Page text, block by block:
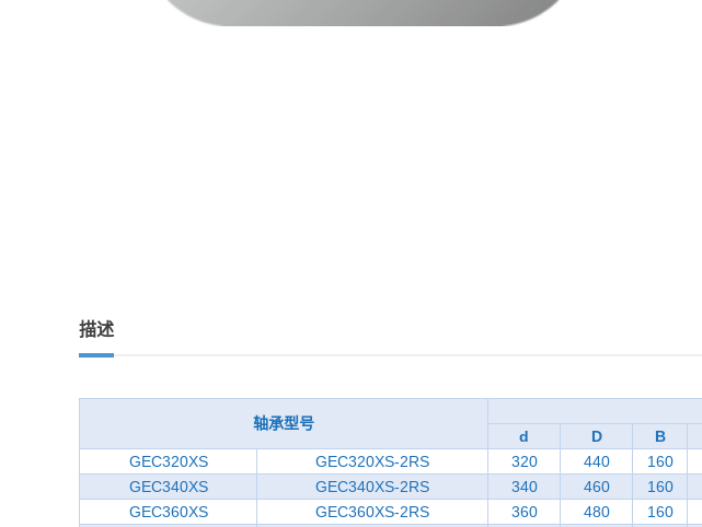
描述
轴承型号
d D B
GEC320XS
GEC320XS-2RS 320 440 160
GEC340XS
GEC340XS-2RS 340 460 160
GEC360XS
GEC360XS-2RS 360 480 160